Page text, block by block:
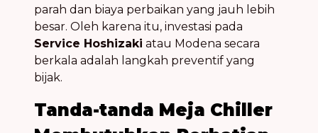
parah dan biaya perbaikan yang jauh lebih
besar. Oleh karena itu, investasi pada
Service Hoshizaki atau Modena secara
berkala adalah langkah preventif yang
bijak.
Tanda-tanda Meja Chiller